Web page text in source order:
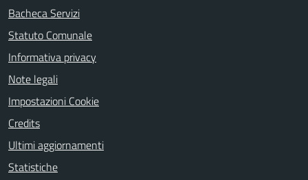
Bacheca Servizi
Statuto Comunale
Informativa privacy
Note legali
Impostazioni Cookie
Credits
Ultimi aggiornamenti
Statistiche